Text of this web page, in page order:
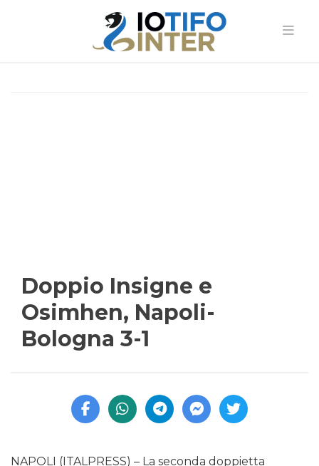
Doppio Insigne e
Osimhen, Napoli-
Bologna 3-1
NAPOLI (ITALPRESS) – La seconda doppietta